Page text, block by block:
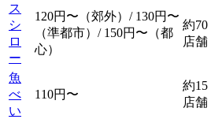
ス
シ
ロ
ー
120円〜（郊外）/ 130円〜
（準都市）/ 150円〜（都
心）
約70
店舗
魚
べ
い
110円〜
約15
店舗